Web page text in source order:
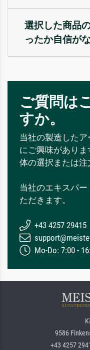
選択した商品
ったか自信が
ご質問は
すか。
当社の製造したア
にご興味があり
体の選択または注
当社のエキスパ
ただきます。
+43 4257 29415
Mo-Do: 7:00 -
9586
+43 4257